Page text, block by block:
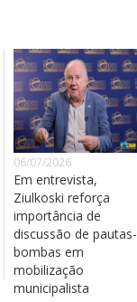
06/07/2026
Em entrevista,
Ziulkoski reforça
importância de
discussão de pautas-
bombas em
mobilização
municipalista